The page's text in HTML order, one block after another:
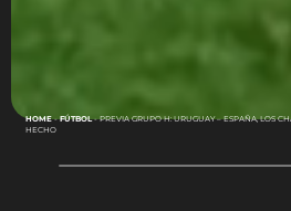
HOME-FÚTBOL-PREVIA GRUPO H: URUGUAY – ESPAÑA, LOS
HECHO